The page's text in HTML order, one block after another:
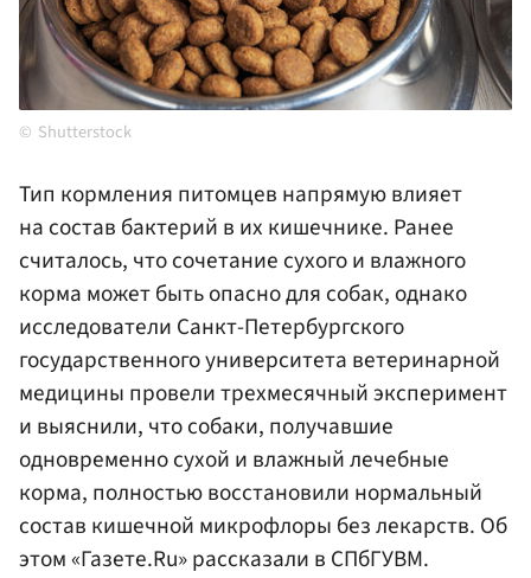
Shutterstock
Тип кормления питомцев напрямую влияет
на состав бактерий в их кишечнике. Ранее
считалось, что сочетание сухого и влажного
корма может быть опасно для собак, однако
исследователи Санкт-Петербургского
государственного университета ветеринарной
медицины провели трехмесячный эксперимент
и выяснили, что собаки, получавшие
одновременно сухой и влажный лечебные
корма, полностью восстановили нормальный
состав кишечной микрофлоры без лекарств. Об
этом «Газете.Ru» рассказали в СПбГУВМ.